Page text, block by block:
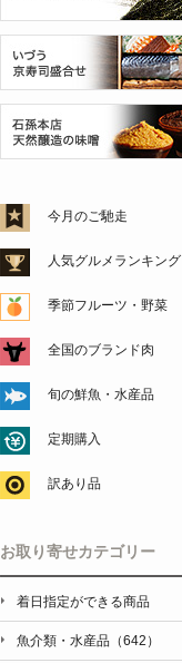
今月のご馳走
人気グルメランキング
季節フルーツ・野菜
全国のブランド肉
旬の鮮魚・水産品
定期購入
訳あり品
お取り寄せカテゴリー
着日指定ができる商品
魚介類・水産品（642）